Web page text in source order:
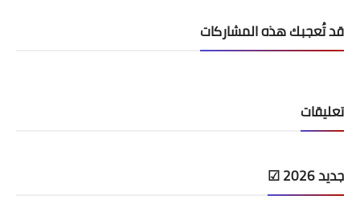
قد تُعجبك هذه المشاركات
تعليقات
جديد 2026 ☑